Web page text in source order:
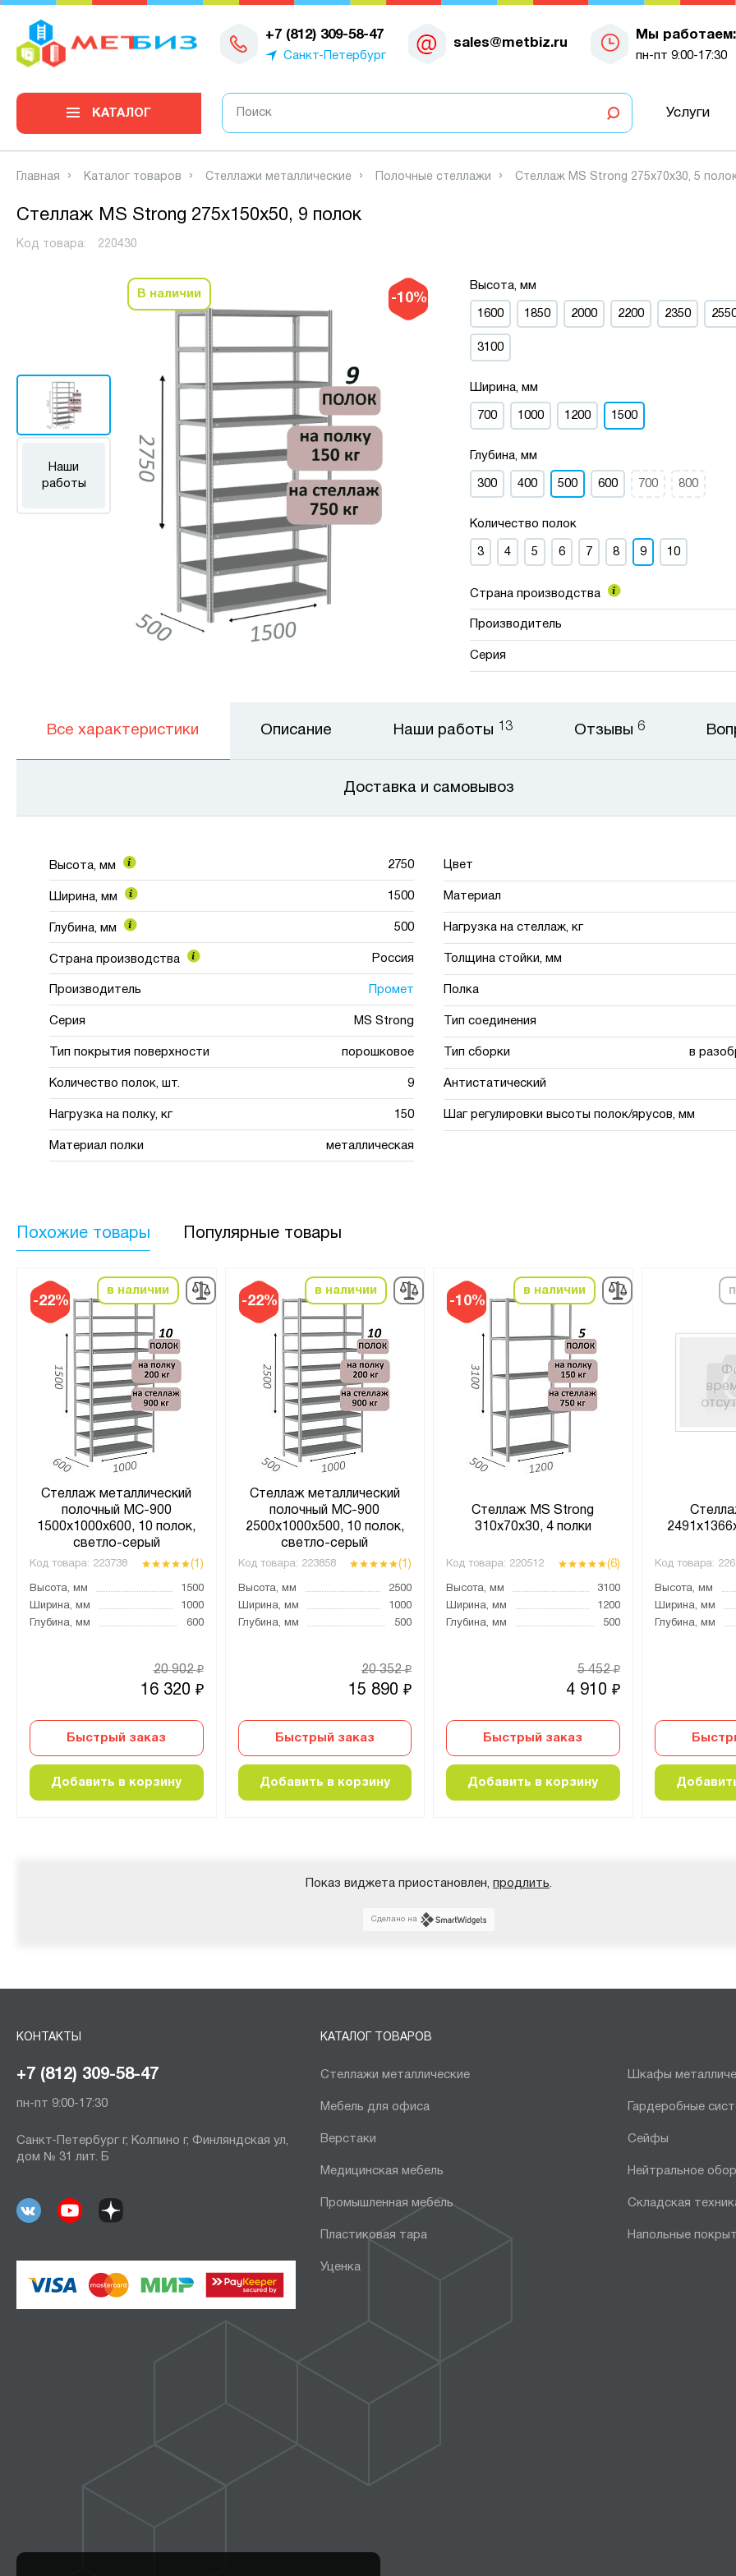
+7 (812) 309-58-47
Санкт-Петербург
sales@metbiz.ru
Мы работаем:
пн-пт 9:00-17:30
0
КАТАЛОГ Услуги
Главная Каталог товаров Стеллажи металлические Полочные стеллажи Стеллаж MS Strong 275х70х30, 5
Стеллаж MS Strong 275х150х50, 9 полок
Код товара: 220430
-10%
Наши
работы
В наличии
Высота, мм
1600 1850 2000 2200 2350
3100
Ширина, мм
700 1000 1200 1500
Глубина, мм
300 400 500 600 700 800
Количество полок
3 4 5 6 7 8 9 10
Страна производства
Производитель
Серия
Все характеристики
Высота, мм 2750
Ширина, мм 1500
Глубина, мм 500
Страна производства Россия
Производитель Промет
Серия MS Strong
Тип покрытия поверхности порошковое
Количество полок, шт. 9
Нагрузка на полку, кг 150
Материал полки металлическая
Цвет
Материал
Нагрузка на стеллаж, кг
Толщина стойки, мм
Полка
Тип соединения
Тип сборки в
Антистатический
Шаг регулировки высоты полок/ярусов, мм
Описание Наши работы 13 Отзывы 6
Доставка и самовывоз
Похожие товары Популярные товары
-22%
в наличии
Стеллаж металлический
полочный МС-900
1500х1000х600, 10 полок,
светло-серый
Код товара: 223738 (1)
Высота, мм
1500
Ширина, мм
1000
Глубина, мм
600
16 320 ₽
20 902₽
Быстрый заказ
Добавить в корзину
-22%
в наличии
Стеллаж металлический
полочный МС-900
2500х1000х500, 10 полок,
светло-серый
Код товара: 223858 (1)
Высота, мм
2500
Ширина, мм
1000
Глубина, мм
500
15 890 ₽
20 352₽
Быстрый заказ
Добавить в корзину
-10%
в наличии
Стеллаж MS Strong
310х70х30, 4 полки
Код товара: 220512 (6)
Высота, мм
3100
Ширина, мм
1200
Глубина, мм
500
4 910 ₽
5 452₽
Быстрый заказ
Добавить в корзину
Код товара:
Высота, мм
Ширина, мм
Глубина, мм
Показ виджета приостановлен, продлить
Сделано на
КОНТАКТЫ
+7 (812) 309-58-47
пн-пт 9:00-17:30
Санкт-Петербург г, Колпино г, Финляндская ул,
дом № 31 лит. Б
КАТАЛОГ ТОВАРОВ
Стеллажи металлические Шкафы
Мебель для офиса Гардеробные
Верстаки Сейфы
Медицинская мебель Нейтральное
Промышленная мебель Складская
Пластиковая тара Напольные
Уценка